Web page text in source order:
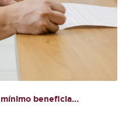
beneficia...